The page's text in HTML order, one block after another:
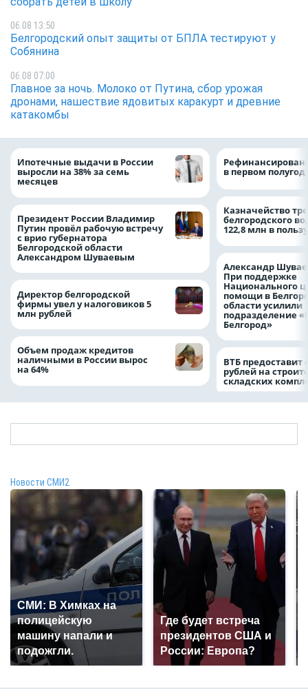
06.08 13:50
Белгородский опыт защиты от БПЛА тестируют у
Собянина
06.08 07:00
Главное за ночь. Молоко от Путина, сбор урожая
дронами, нашествие ядовитых каракурт и древние
катакомбы
Ипотечные выдачи в России
выросли на 38% за семь
месяцев
Президент России Владимир
Путин провёл рабочую встречу
с врио губернатора
Белгородской области
Александром Шуваевым
Директор белгородской
фирмы увел у налоговиков 5
млн рублей
Объем продаж кредитов
наличными в России вырос
на 64%
в первом
Казначейство
белгородского
122,8 млн в
Александр
При поддержке
Национального
помощи в
области усилили
подразделение
Белгород»
ВТБ предоставит
рублей на
складских
Новости СМИ2
СМИ: В Химках на
полицейскую
машину напали и
подожгли.
Где будет встреча
президентов США и
России: Европа?